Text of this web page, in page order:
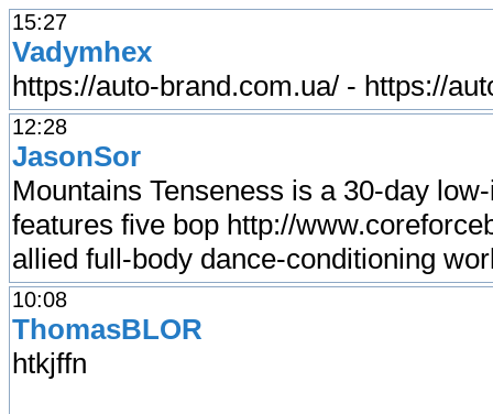
15:27
Vadymhex
https://auto-brand.com.ua/ - https://
12:28
JasonSor
Mountains Tenseness is a 30-day
features five bop http://
allied full-body dance-conditioning
10:08
ThomasBLOR
htkjffn